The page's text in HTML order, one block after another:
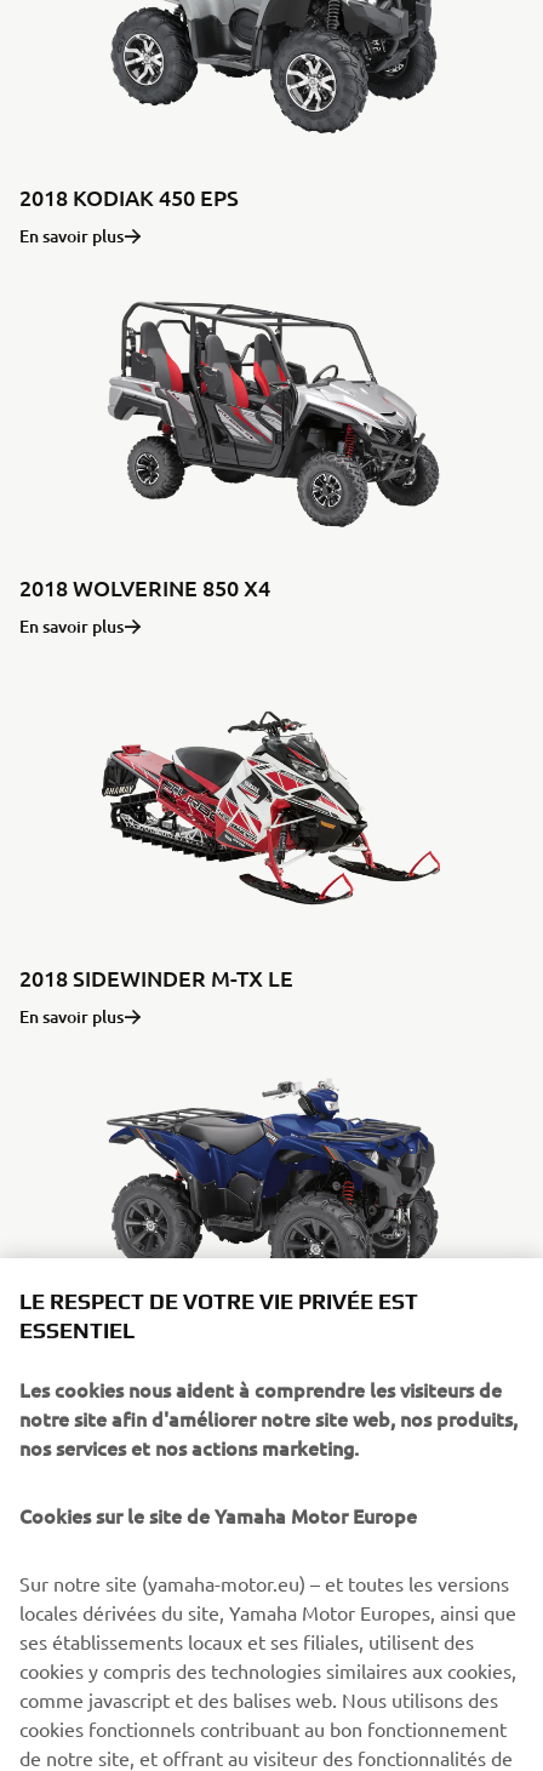
2018 KODIAK 450 EPS
En savoir plus
2018 WOLVERINE 850 X4
En savoir plus
2018 SIDEWINDER M-TX LE
En savoir plus
The information and/or imagery on these webpages may
never be used for commercial or non-commercial
purposes without the explicit written consent of Yamaha
Motor Europe N.V. and/or Yamaha Motor Co., Ltd.
Always ride in a safe manner and obey all local road laws.
LE RESPECT DE VOTRE VIE PRIVÉE EST
ESSENTIEL
Les cookies nous aident à comprendre les visiteurs de
notre site afin d'améliorer notre site web, nos produits,
nos services et nos actions marketing.
Cookies sur le site de Yamaha Motor Europe
Sur notre site (yamaha-motor.eu) – et toutes les versions
locales dérivées du site, Yamaha Motor Europes, ainsi que
ses établissements locaux et ses filiales, utilisent des
cookies y compris des technologies similaires aux cookies,
comme javascript et des balises web. Nous utilisons des
cookies fonctionnels contribuant au bon fonctionnement
de notre site, et offrant au visiteur des fonctionnalités de